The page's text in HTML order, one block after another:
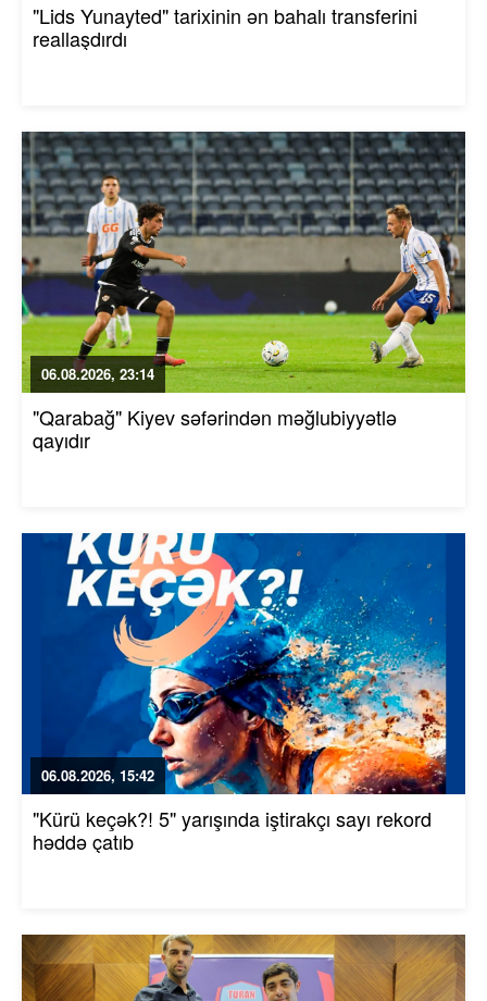
"Lids Yunayted" tarixinin ən bahalı transferini
reallaşdırdı
06.08.2026, 23:14
"Qarabağ" Kiyev səfərindən məğlubiyyətlə
qayıdır
06.08.2026, 15:42
"Kürü keçək?! 5" yarışında iştirakçı sayı rekord
həddə çatıb